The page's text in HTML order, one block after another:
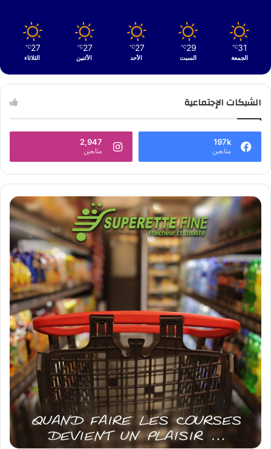
31
℃
الجمعة
29
℃
السبت
27
℃
الأحد
27
℃
الأثنين
27
℃
الثلاثاء
الشبكات الإجتماعية
197k
متابعين
2,947
متابعين